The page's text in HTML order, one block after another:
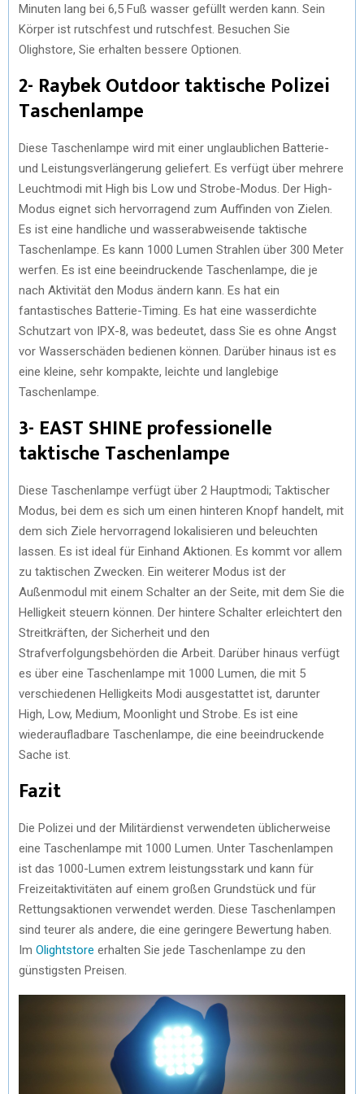
Minuten lang bei 6,5 Fuß wasser gefüllt werden kann. Sein
Körper ist rutschfest und rutschfest. Besuchen Sie
Olighstore, Sie erhalten bessere Optionen.
2- Raybek Outdoor taktische Polizei
Taschenlampe
Diese Taschenlampe wird mit einer unglaublichen Batterie-
und Leistungsverlängerung geliefert. Es verfügt über mehrere
Leuchtmodi mit High bis Low und Strobe-Modus. Der High-
Modus eignet sich hervorragend zum Auffinden von Zielen.
Es ist eine handliche und wasserabweisende taktische
Taschenlampe. Es kann 1000 Lumen Strahlen über 300 Meter
werfen. Es ist eine beeindruckende Taschenlampe, die je
nach Aktivität den Modus ändern kann. Es hat ein
fantastisches Batterie-Timing. Es hat eine wasserdichte
Schutzart von IPX-8, was bedeutet, dass Sie es ohne Angst
vor Wasserschäden bedienen können. Darüber hinaus ist es
eine kleine, sehr kompakte, leichte und langlebige
Taschenlampe.
3- EAST SHINE professionelle
taktische Taschenlampe
Diese Taschenlampe verfügt über 2 Hauptmodi; Taktischer
Modus, bei dem es sich um einen hinteren Knopf handelt, mit
dem sich Ziele hervorragend lokalisieren und beleuchten
lassen. Es ist ideal für Einhand Aktionen. Es kommt vor allem
zu taktischen Zwecken. Ein weiterer Modus ist der
Außenmodul mit einem Schalter an der Seite, mit dem Sie die
Helligkeit steuern können. Der hintere Schalter erleichtert den
Streitkräften, der Sicherheit und den
Strafverfolgungsbehörden die Arbeit. Darüber hinaus verfügt
es über eine Taschenlampe mit 1000 Lumen, die mit 5
verschiedenen Helligkeits Modi ausgestattet ist, darunter
High, Low, Medium, Moonlight und Strobe. Es ist eine
wiederaufladbare Taschenlampe, die eine beeindruckende
Sache ist.
Fazit
Die Polizei und der Militärdienst verwendeten üblicherweise
eine Taschenlampe mit 1000 Lumen. Unter Taschenlampen
ist das 1000-Lumen extrem leistungsstark und kann für
Freizeitaktivitäten auf einem großen Grundstück und für
Rettungsaktionen verwendet werden. Diese Taschenlampen
sind teurer als andere, die eine geringere Bewertung haben.
Im Olightstore erhalten Sie jede Taschenlampe zu den
günstigsten Preisen.